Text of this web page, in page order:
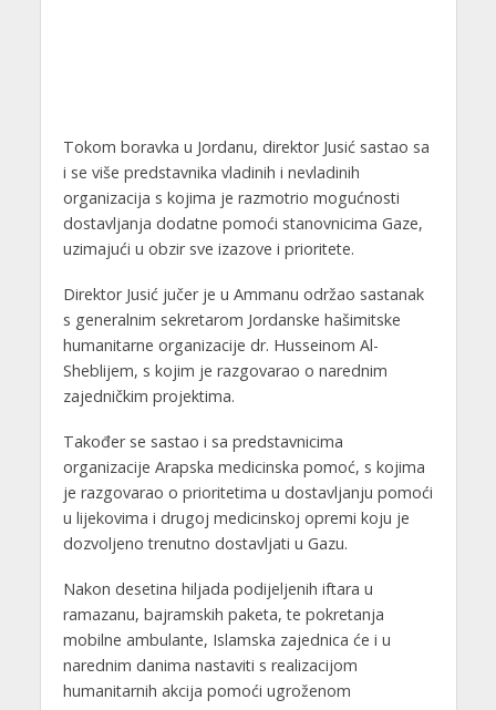
Tokom boravka u Jordanu, direktor Jusić sastao sa
i se više predstavnika vladinih i nevladinih
organizacija s kojima je razmotrio mogućnosti
dostavljanja dodatne pomoći stanovnicima Gaze,
uzimajući u obzir sve izazove i prioritete.
Direktor Jusić jučer je u Ammanu održao sastanak
s generalnim sekretarom Jordanske hašimitske
humanitarne organizacije dr. Husseinom Al-
Sheblijem, s kojim je razgovarao o narednim
zajedničkim projektima.
Također se sastao i sa predstavnicima
organizacije Arapska medicinska pomoć, s kojima
je razgovarao o prioritetima u dostavljanju pomoći
u lijekovima i drugoj medicinskoj opremi koju je
dozvoljeno trenutno dostavljati u Gazu.
Nakon desetina hiljada podijeljenih iftara u
ramazanu, bajramskih paketa, te pokretanja
mobilne ambulante, Islamska zajednica će i u
narednim danima nastaviti s realizacijom
humanitarnih akcija pomoći ugroženom